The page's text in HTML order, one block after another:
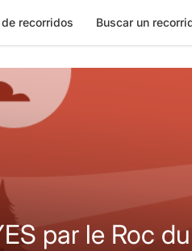
recorridos Buscar un
Les YES par le